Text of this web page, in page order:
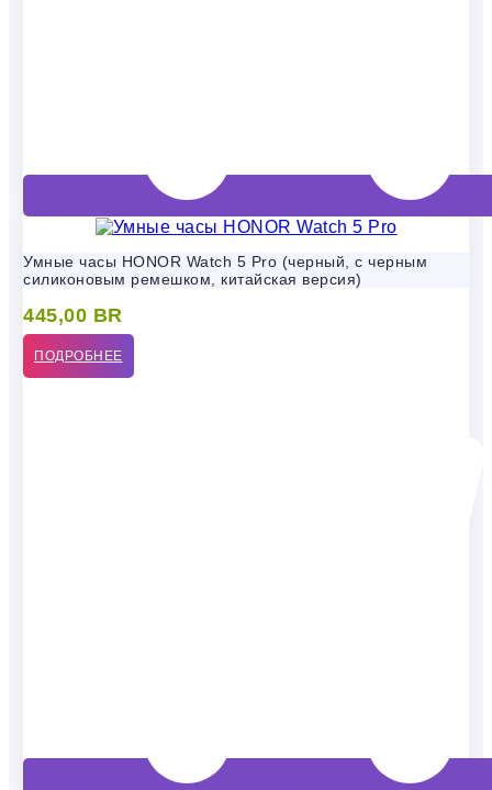
Умные часы HONOR Watch 5 Pro (черный, с черным
силиконовым ремешком, китайская версия)
445,00 BR
ПОДРОБНЕЕ